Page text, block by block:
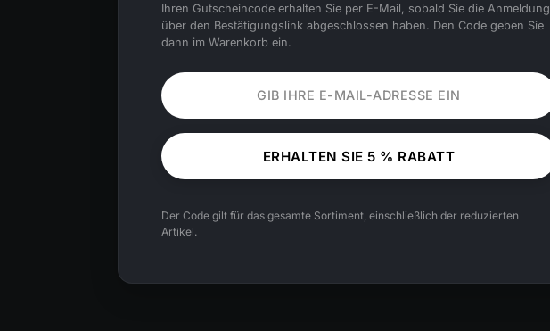
Ihren Gutscheincode erhalten Sie per E-Mail, sobald Sie die Anmeldung
über den Bestätigungslink abgeschlossen haben. Den Code geben Sie
dann im Warenkorb ein.
ERHALTEN SIE 5 % RABATT
Der Code gilt für das gesamte Sortiment, einschließlich der reduzierten
Artikel.